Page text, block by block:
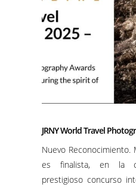
JRNY World Travel
Nuevo Reconocimiento.
es finalista, en la
prestigioso concurso